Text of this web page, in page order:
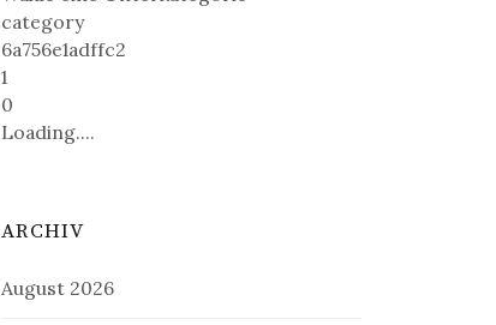
category
6a756e1adffc2
1
0
Loading....
ARCHIV
August 2026